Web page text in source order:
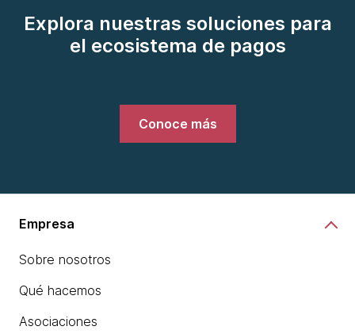
Explora nuestras soluciones para
el ecosistema de pagos
Conoce más
Empresa
Sobre nosotros
Qué hacemos
Asociaciones